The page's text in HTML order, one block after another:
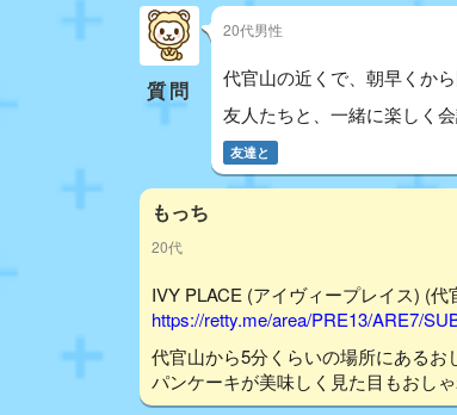
質問
20代男性
代官山の近くで、朝早くか
友人たちと、一緒に楽しく
友達と
もっち
20代
IVY PLACE (アイヴィープレイス) (
https://retty.me/area/PRE13/ARE7/
代官山から5分くらいの場所にあるお
パンケーキが美味しく見た目もおし